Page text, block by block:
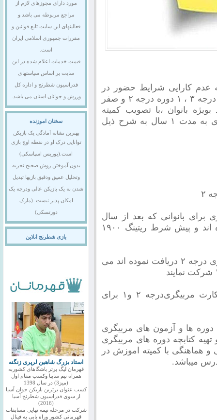
عدم کارایی شرایط حضور در
دوره های مربیگری در سال گذشته (۲۴ دوره درجه ۳ ، ۱ دوره درجه ۲ و صفر
بویژه بانوان ،با تصویب کمیته
آموزش شرایط حضور در دوره های مربیگری به مدت ۱ سال به شرح ذیل
۱۶۰۰ درجه ۱ مربیگری‌ برای بانوانی که بعد از سال
۱۳۹۶ کارت مربیگری درجه ۲ دریافت نموده اند و پیش شرط ریتینگ ۱۹۰۰
۵-بانوانی که قبل از سال ۱۳۹۶ کارت مربیگری درجه ۲ دریافت نموده اند می
۶-گذراندن ۵ دوره تخصصی برای دریافت کارت مربیگری‌درجه ۲ و۱ برای
دوره ها و آزمون های مربیگری
کتابچه دوره های مربیگری
و هماهنگی با کمیته اموزش در
میباشد.
مورد دارای مجوزهای لازم از
مراجع مربوطه می باشد و
فعالیتهای این سایت تابع قوانین و
مقررات جمهوری اسلامی ایران
است.
قیمت خدمات اعلام شده در این
سایت بر اساس سیاستهای
فدراسیون شطرنج و اداره کل
ورزش و جوانان استان می باشد.
سخنان اموزنده
بهترین نشانه آمادگی یک بازیکن
توانایی درک او در نقطه اوج بازی
است.(بوریس اسپاسکی)
بدون آموختن روش صحیح تجزیه
وتحلیل عمیق ودقیق بازیها تبدیل
شدن به یک بازیکن عالی ودرجه یک
امکان پذیر نیست .(مارک
دورتسکی)
بازی شطرنج انلاین
استاد بزرگ شاهین لرپری زنگنه
قهرمان لیگ برتر باشگاهای کشوربه
همراه تیم سایپا وکسب مقام اول
(میز3) در سال 1398
کسب عنوان برترین بازیکن جوان آسیا
از سوی فدراسیون شطرنج آسیا
(2016)
شرکت در مرحله نیمه نهایی مسابقات
قهرمانی کشور وراه یابی به فینال